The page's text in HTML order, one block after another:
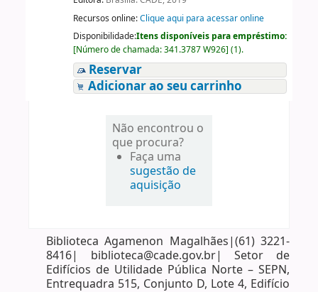
Recursos online:Clique aqui para acessar online
Disponibilidade:Itens disponíveis para empréstimo:
[Número de chamada:341.3787 W926] (1).
Reservar
Adicionar ao seu carrinho
Não encontrou o
que procura?
Faça uma
sugestão de
aquisição
Biblioteca Agamenon Magalhães|(61) 3221-
8416| biblioteca@cade.gov.br| Setor de
Edifícios de Utilidade Pública Norte – SEPN,
Entrequadra 515, Conjunto D, Lote 4, Edifício